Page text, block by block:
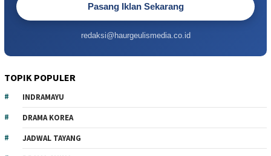
Pasang Iklan Sekarang
redaksi@haurgeulismedia.co.id
TOPIK POPULER
INDRAMAYU
DRAMA KOREA
JADWAL TAYANG